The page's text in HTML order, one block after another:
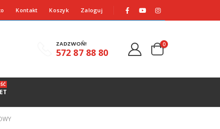
Kontakt Koszyk Zaloguj
ZADZWOŃ!
572 87 88 80
0